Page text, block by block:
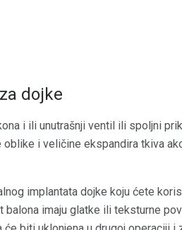
dojke
i ili unutrašnji ventil ili spoljni
i veličine ekspandira tkiva
implantata dojke koju ćete
imaju glatke ili teksturne